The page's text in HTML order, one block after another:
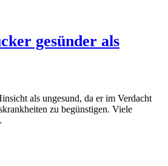
gesünder als
als ungesund, da er im Verdacht
zu begünstigen. Viele